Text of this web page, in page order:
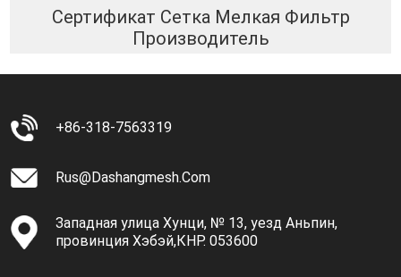
Сертификат Сетка Мелкая Фильтр
Производитель
+86-318-7563319
Rus@dashangmesh.com
Западная улица Хунци, № 13, уезд Аньпин,
провинция Хэбэй,КНР. 053600